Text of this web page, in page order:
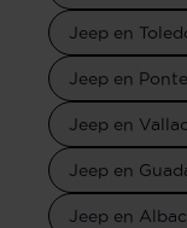
Jeep en
Jeep en
Jeep en
Jeep en
Jeep en